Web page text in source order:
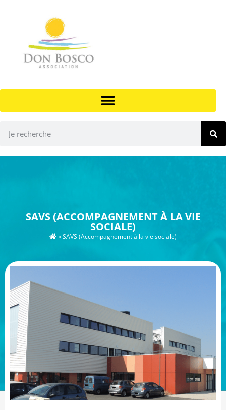
SAVS (ACCOMPAGNEMENT À LA VIE
SOCIALE)
»SAVS (Accompagnement à la vie sociale)